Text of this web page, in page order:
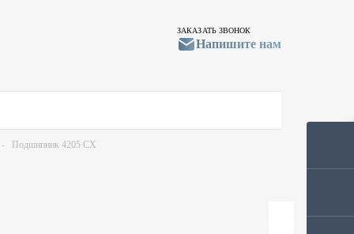
ЗАКАЗАТЬ ЗВОНОК
Напишите нам
- Подшипник 4205 CX